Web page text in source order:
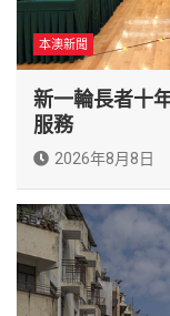
本澳新聞
新一輪長者十
服務
2026年8月8日